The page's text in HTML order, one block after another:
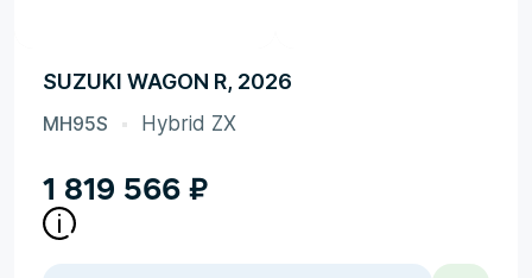
SUZUKI WAGON R, 2026
MH95S Hybrid ZX
1 819 566 ₽